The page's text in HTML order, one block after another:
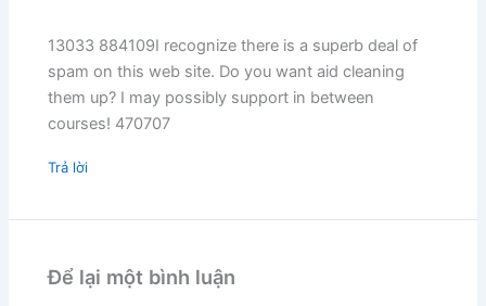
13033 884109I recognize there is a superb deal of
spam on this web site. Do you want aid cleaning
them up? I may possibly support in between
courses! 470707
Trả lời
Để lại một bình luận